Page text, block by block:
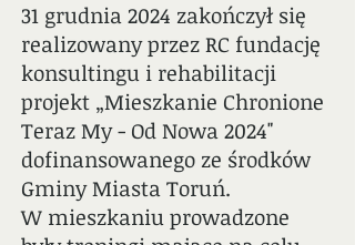
31 grudnia 2024 zakończył się
realizowany przez RC fundację
konsultingu i rehabilitacji
projekt „Mieszkanie Chronione
Teraz My - Od Nowa 2024"
dofinansowanego ze środków
Gminy Miasta Toruń.
W mieszkaniu prowadzone